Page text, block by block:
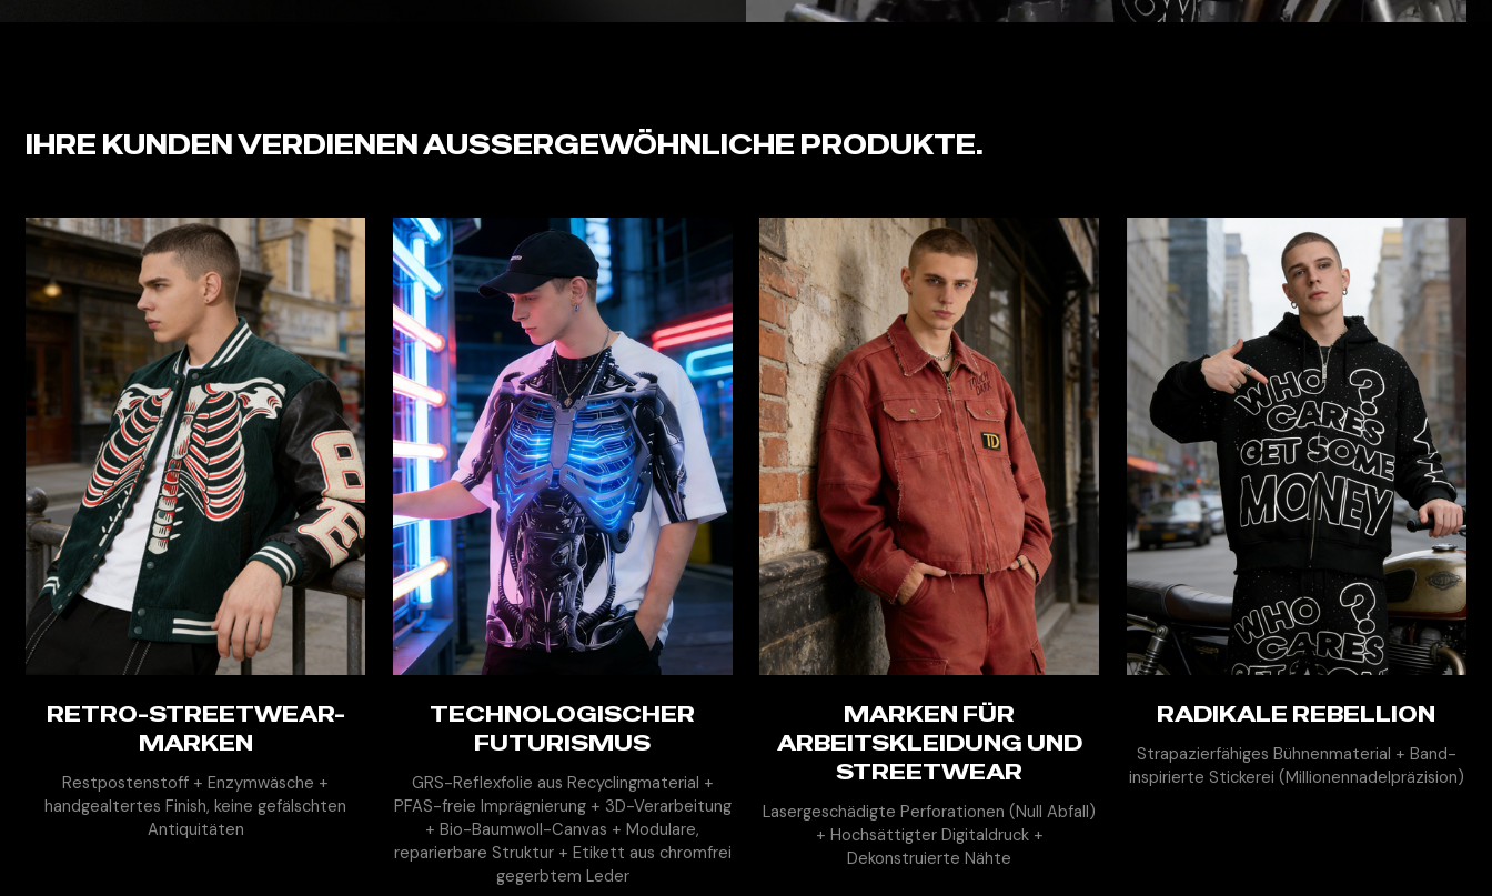
IHRE KUNDEN VERDIENEN AUSSERGEWÖHNLICHE PRODUKTE.
MEHR ENTDECKEN
RETRO-STREETWEAR-
MARKEN
Restpostenstoff + Enzymwäsche +
handgealtertes Finish, keine gefälschten
Antiquitäten
MEHR ENTDECKEN
TECHNOLOGISCHER
FUTURISMUS
GRS-Reflexfolie aus Recyclingmaterial +
PFAS-freie Imprägnierung + 3D-Verarbeitung
+ Bio-Baumwoll-Canvas + Modulare,
reparierbare Struktur + Etikett aus chromfrei
gegerbtem Leder
MEHR ENTDECKEN
MARKEN FÜR
ARBEITSKLEIDUNG UND
STREETWEAR
Lasergeschädigte Perforationen (Null Abfall)
+ Hochsättigter Digitaldruck +
Dekonstruierte Nähte
MEHR ENTDECKEN
RADIKALE REBELLION
Strapazierfähiges Bühnenmaterial + Band-
inspirierte Stickerei (Millionennadelpräzision)